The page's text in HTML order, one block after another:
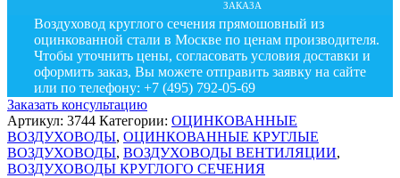
ЗАКАЗА
Воздуховод круглого сечения прямошовный из
оцинкованной стали в Москве по ценам производителя.
Чтобы уточнить цены, согласовать условия доставки и
оформить заказ, Вы можете отправить заявку на сайте
или по телефону: +7 (495) 792-05-69
Заказать консультацию
Артикул: 3744 Категории: ОЦИНКОВАННЫЕ
ВОЗДУХОВОДЫ, ОЦИНКОВАННЫЕ КРУГЛЫЕ
ВОЗДУХОВОДЫ, ВОЗДУХОВОДЫ ВЕНТИЛЯЦИИ,
ВОЗДУХОВОДЫ КРУГЛОГО СЕЧЕНИЯ